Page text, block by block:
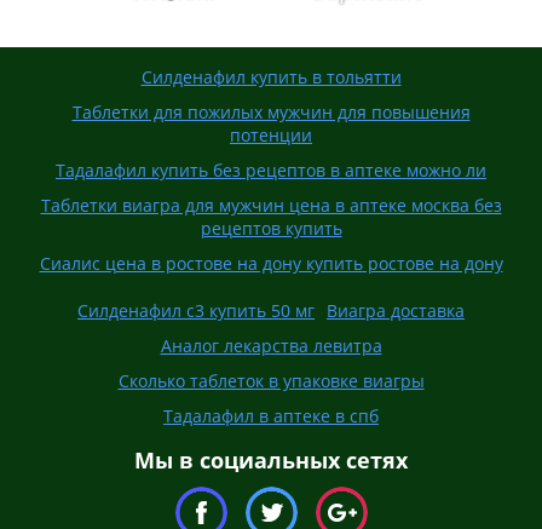
Силденафил купить в тольятти
Таблетки для пожилых мужчин для повышения
потенции
Тадалафил купить без рецептов в аптеке можно ли
Таблетки виагра для мужчин цена в аптеке москва без
рецептов купить
Сиалис цена в ростове на дону купить ростове на дону
Силденафил с3 купить 50 мг Виагра доставка
Аналог лекарства левитра
Сколько таблеток в упаковке виагры
Тадалафил в аптеке в спб
Мы в социальных сетях